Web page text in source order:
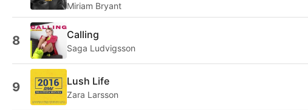
Miriam Bryant
8 Calling
Saga Ludvigsson
9 Lush Life
Zara Larsson